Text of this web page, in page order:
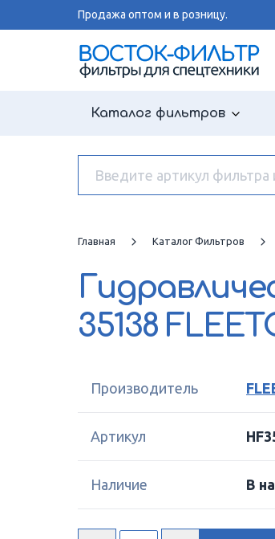
Продажа оптом и в розницу.
Каталог фильтров
Главная Каталог Фильтров
35138
Производитель
Артикул
Наличие В